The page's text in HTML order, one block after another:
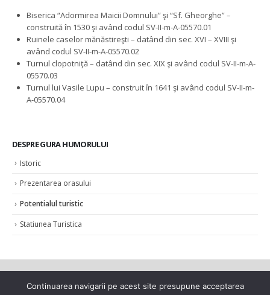
Biserica “Adormirea Maicii Domnului” şi “Sf. Gheorghe” –
construită în 1530 şi având codul SV-II-m-A-05570.01
Ruinele caselor mănăstireşti – datând din sec. XVI – XVIII şi
având codul SV-II-m-A-05570.02
Turnul clopotniţă – datând din sec. XIX şi având codul SV-II-m-A-
05570.03
Turnul lui Vasile Lupu – construit în 1641 şi având codul SV-II-m-
A-05570.04
DESPRE GURA HUMORULUI
Istoric
Prezentarea orasului
Potentialul turistic
Statiunea Turistica
Continuarea navigarii pe acest site presupune acceptarea